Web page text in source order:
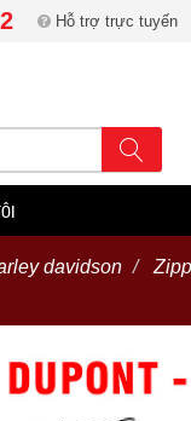
Hỗ trợ trực tuyến
davidson